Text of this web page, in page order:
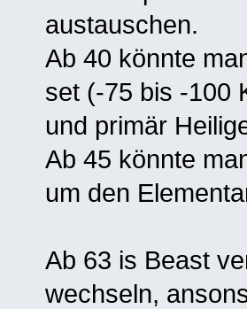
austauschen.
Ab 40 könnte
set (-75 bis -100
und primär
Ab 45 könnte
um den
Ab 63 is Beast
wechseln,